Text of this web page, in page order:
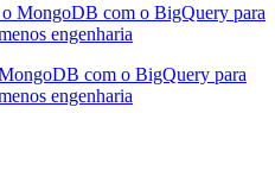
com o BigQuery para
engenharia